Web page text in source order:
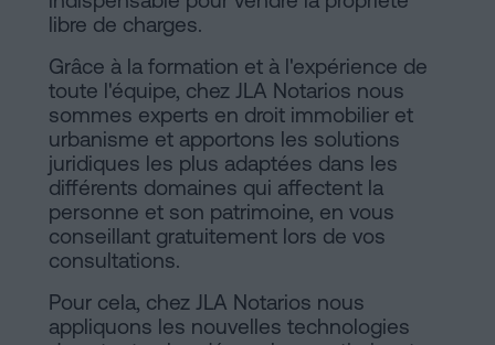
libre de charges.
Grâce à la formation et à l'expérience de
toute l'équipe, chez JLA Notarios nous
sommes experts en droit immobilier et
urbanisme et apportons les solutions
juridiques les plus adaptées dans les
différents domaines qui affectent la
personne et son patrimoine, en vous
conseillant gratuitement lors de vos
consultations.
Pour cela, chez JLA Notarios nous
appliquons les nouvelles technologies